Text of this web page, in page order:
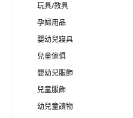
玩具/教具
孕婦用品
嬰幼兒寢具
兒童傢俱
嬰幼兒服飾
兒童服飾
幼兒童讀物